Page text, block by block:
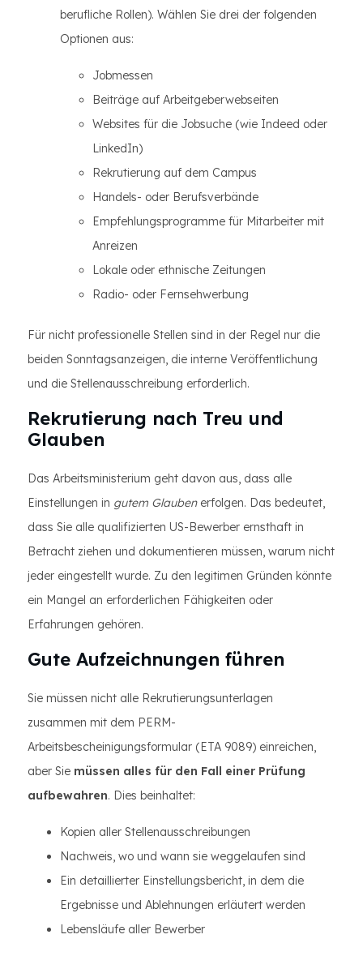
berufliche Rollen). Wählen Sie drei der folgenden
Optionen aus:
Jobmessen
Beiträge auf Arbeitgeberwebseiten
Websites für die Jobsuche (wie Indeed oder
LinkedIn)
Rekrutierung auf dem Campus
Handels- oder Berufsverbände
Empfehlungsprogramme für Mitarbeiter mit
Anreizen
Lokale oder ethnische Zeitungen
Radio- oder Fernsehwerbung
Für nicht professionelle Stellen sind in der Regel nur die
beiden Sonntagsanzeigen, die interne Veröffentlichung
und die Stellenausschreibung erforderlich.
Rekrutierung nach Treu und
Glauben
Das Arbeitsministerium geht davon aus, dass alle
Einstellungen in gutem Glaubenerfolgen. Das bedeutet,
dass Sie alle qualifizierten US-Bewerber ernsthaft in
Betracht ziehen und dokumentieren müssen, warum nicht
jeder eingestellt wurde. Zu den legitimen Gründen könnte
ein Mangel an erforderlichen Fähigkeiten oder
Erfahrungen gehören.
Gute Aufzeichnungen führen
Sie müssen nicht alle Rekrutierungsunterlagen
zusammen mit dem PERM-
Arbeitsbescheinigungsformular (ETA 9089) einreichen,
aber Sie müssen alles für den Fall einer Prüfung
aufbewahren. Dies beinhaltet:
Kopien aller Stellenausschreibungen
Nachweis, wo und wann sie weggelaufen sind
Ein detaillierter Einstellungsbericht, in dem die
Ergebnisse und Ablehnungen erläutert werden
Lebensläufe aller Bewerber